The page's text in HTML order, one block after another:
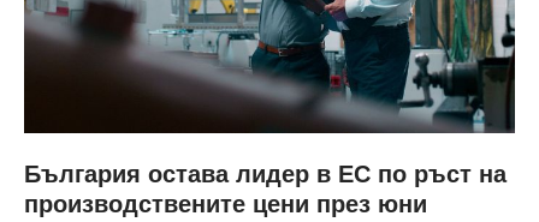
България остава лидер в ЕС по ръст на
производствените цени през юни